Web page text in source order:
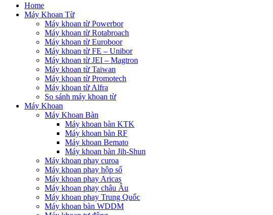
Home
Máy Khoan Từ
Máy khoan từ Powerbor
Máy khoan từ Rotabroach
Máy khoan từ Euroboor
Máy khoan từ FE – Unibor
Máy khoan từ JEI – Magtron
Máy khoan từ Taiwan
Máy khoan từ Promotech
Máy khoan từ Alfra
So sánh máy khoan từ
Máy Khoan
Máy Khoan Bàn
Máy khoan bàn KTK
Máy khoan bàn RF
Máy khoan Bemato
Máy khoan bàn Jih-Shun
Máy khoan phay curoa
Máy khoan phay hộp số
Máy khoan phay Aricas
Máy khoan phay châu Âu
Máy khoan phay Trung Quốc
Máy khoan bàn WDDM